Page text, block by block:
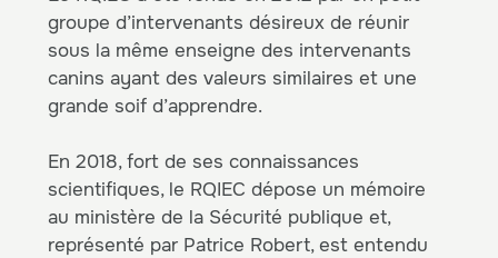
groupe d’intervenants désireux de réunir
sous la même enseigne des intervenants
canins ayant des valeurs similaires et une
grande soif d’apprendre.
En 2018, fort de ses connaissances
scientifiques, le RQIEC dépose un mémoire
au ministère de la Sécurité publique et,
représenté par Patrice Robert, est entendu